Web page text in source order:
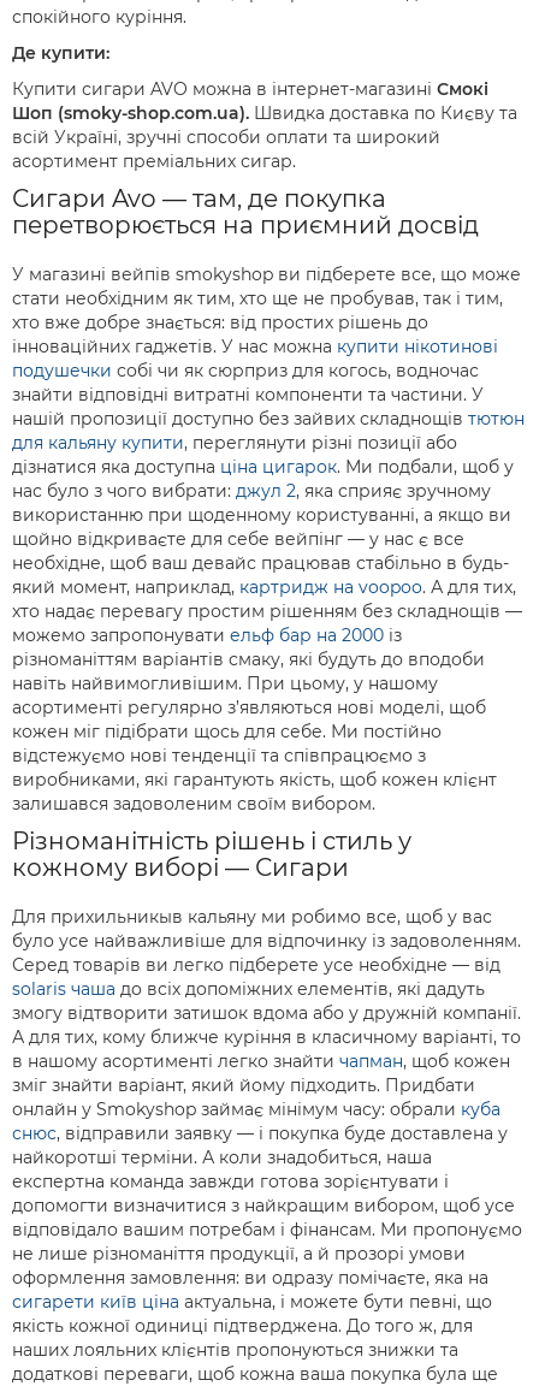
спокійного куріння.
Де купити:
Купити сигари AVO можна в інтернет-магазині Смокі
Шоп (smoky-shop.com.ua). Швидка доставка по Києву та
всій Україні, зручні способи оплати та широкий
асортимент преміальних сигар.
Сигари Avo — там, де покупка
перетворюється на приємний досвід
У магазині вейпів smokyshop ви підберете все, що може
стати необхідним як тим, хто ще не пробував, так і тим,
хто вже добре знається: від простих рішень до
інноваційних гаджетів. У нас можна купити нікотинові
подушечки собі чи як сюрприз для когось, водночас
знайти відповідні витратні компоненти та частини. У
нашій пропозиції доступно без зайвих складнощів тютюн
для кальяну купити, переглянути різні позиції або
дізнатися яка доступна ціна цигарок. Ми подбали, щоб у
нас було з чого вибрати: джул 2, яка сприяє зручному
використанню при щоденному користуванні, а якщо ви
щойно відкриваєте для себе вейпінг — у нас є все
необхідне, щоб ваш девайс працював стабільно в будь-
який момент, наприклад, картридж на voopoo. А для тих,
хто надає перевагу простим рішенням без складнощів —
можемо запропонувати ельф бар на 2000 із
різноманіттям варіантів смаку, які будуть до вподоби
навіть найвимогливішим. При цьому, у нашому
асортименті регулярно з’являються нові моделі, щоб
кожен міг підібрати щось для себе. Ми постійно
відстежуємо нові тенденції та співпрацюємо з
виробниками, які гарантують якість, щоб кожен клієнт
залишався задоволеним своїм вибором.
Різноманітність рішень і стиль у
кожному виборі — Сигари
Для прихильникыв кальяну ми робимо все, щоб у вас
було усе найважливіше для відпочинку із задоволенням.
Серед товарів ви легко підберете усе необхідне — від
solaris чаша до всіх допоміжних елементів, які дадуть
змогу відтворити затишок вдома або у дружній компанії.
А для тих, кому ближче куріння в класичному варіанті, то
в нашому асортименті легко знайти чапман, щоб кожен
зміг знайти варіант, який йому підходить. Придбати
онлайн у Smokyshop займає мінімум часу: обрали куба
снюс, відправили заявку — і покупка буде доставлена у
найкоротші терміни. А коли знадобиться, наша
експертна команда завжди готова зорієнтувати і
допомогти визначитися з найкращим вибором, щоб усе
відповідало вашим потребам і фінансам. Ми пропонуємо
не лише різноманіття продукції, а й прозорі умови
оформлення замовлення: ви одразу помічаєте, яка на
сигарети київ ціна актуальна, і можете бути певні, що
якість кожної одиниці підтверджена. До того ж, для
наших лояльних клієнтів пропонуються знижки та
додаткові переваги, щоб кожна ваша покупка була ще